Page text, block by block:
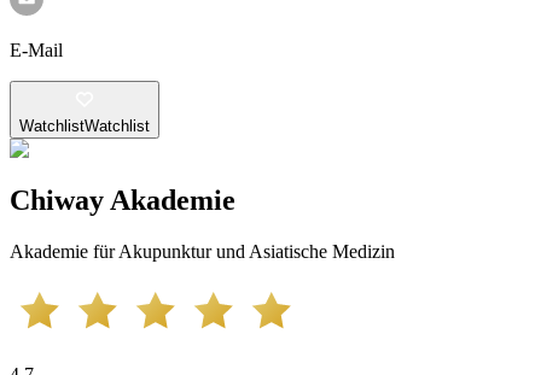
E-Mail
WatchlistWatchlist
Chiway Akademie
Akademie für Akupunktur und Asiatische Medizin